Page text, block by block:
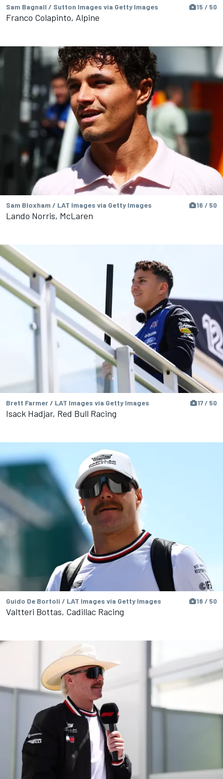
Sam Bagnall / Sutton Images via Getty Images 15 / 50
Franco Colapinto, Alpine
Sam Bloxham / LAT Images via Getty Images 16 / 50
Lando Norris, McLaren
Brett Farmer / LAT Images via Getty Images 17 / 50
Isack Hadjar, Red Bull Racing
Guido De Bortoli / LAT Images via Getty Images 18 / 50
Valtteri Bottas, Cadillac Racing